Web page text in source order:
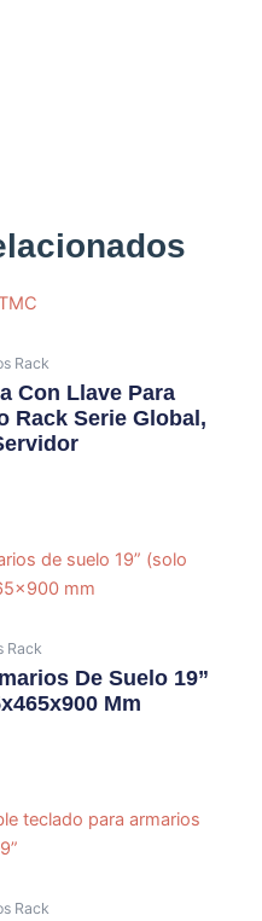
Rack
Con Llave Para
Rack Serie Global,
Rack
De Suelo 19”
Mm
Rack